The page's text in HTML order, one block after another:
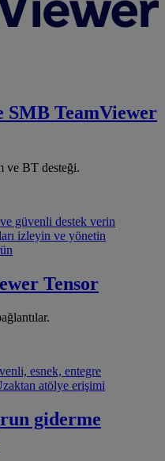
SMB TeamViewer
ve BT desteği.
güvenli destek verin
izleyin ve yönetin
Tensor
esnek, entegre
atölye erişimi
giderme